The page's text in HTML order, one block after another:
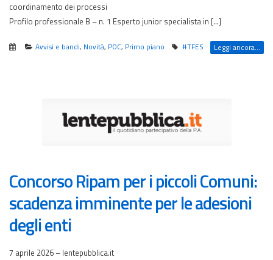
coordinamento dei processi
Profilo professionale B – n. 1 Esperto junior specialista in […]
Avvisi e bandi, Novità, POC, Primo piano #TFES Leggi ancora...
Concorso Ripam per i piccoli Comuni:
scadenza imminente per le adesioni
degli enti
7 aprile 2026 – lentepubblica.it